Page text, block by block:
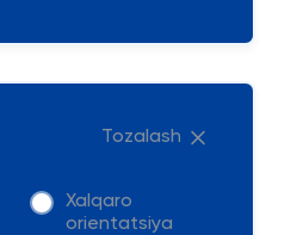
Tozalash
Xalqaro
orientatsiya